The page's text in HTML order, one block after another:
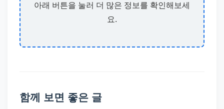
아래 버튼을 눌러 더 많은 정보를 확인해보세
요.
함께 보면 좋은 글